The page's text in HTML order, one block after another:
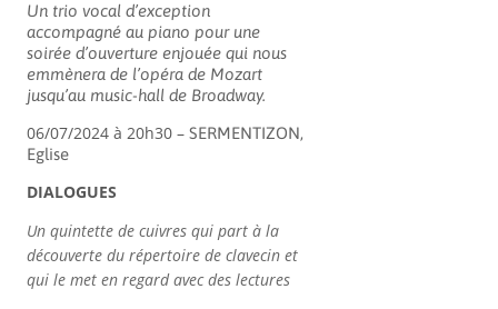
Un trio vocal d’exception
accompagné au piano pour une
soirée d’ouverture enjouée qui nous
emmènera de l’opéra de Mozart
jusqu’au music-hall de Broadway.
06/07/2024 à 20h30 – SERMENTIZON,
Eglise
DIALOGUES
Un quintette de cuivres qui part à la
découverte du répertoire de clavecin et
qui le met en regard avec des lectures